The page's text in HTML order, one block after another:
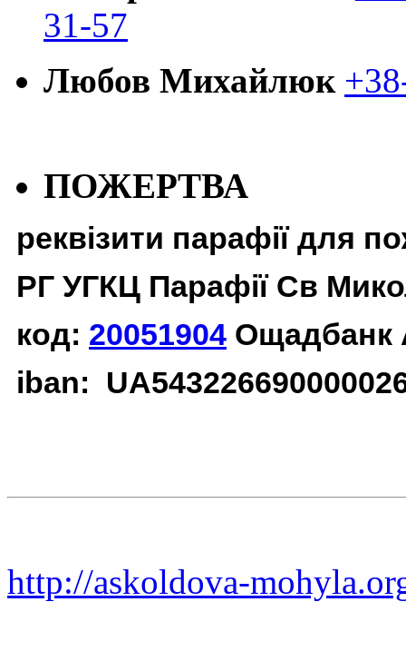
31-57
Любов Михайлюк
ПОЖЕРТВА
реквізити парафії для
РГ УГКЦ Парафії Св
код: 20051904 Ощадбанк
iban:
http://askoldova-